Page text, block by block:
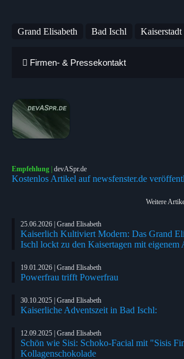
Grand Elisabeth Bad Ischl Kaiserstadt
Firmen- & Pressekontakt
Empfehlung | devASpr.de
Kostenlos Artikel auf newsfenster.de
Weitere
25.06.2026 | Grand Elisabeth
Kaiserlich Kultiviert Modern: Das Grand
Ischl lockt zu den Kaisertagen mit eigenem
19.01.2026 | Grand Elisabeth
Powerfrau trifft Powerfrau
30.10.2025 | Grand Elisabeth
Kaiserliche Adventszeit in Bad Ischl:
12.09.2025 | Grand Elisabeth
Schön wie Sisi: Schoko-Facial mit "Sisis
Kollagenschokolade